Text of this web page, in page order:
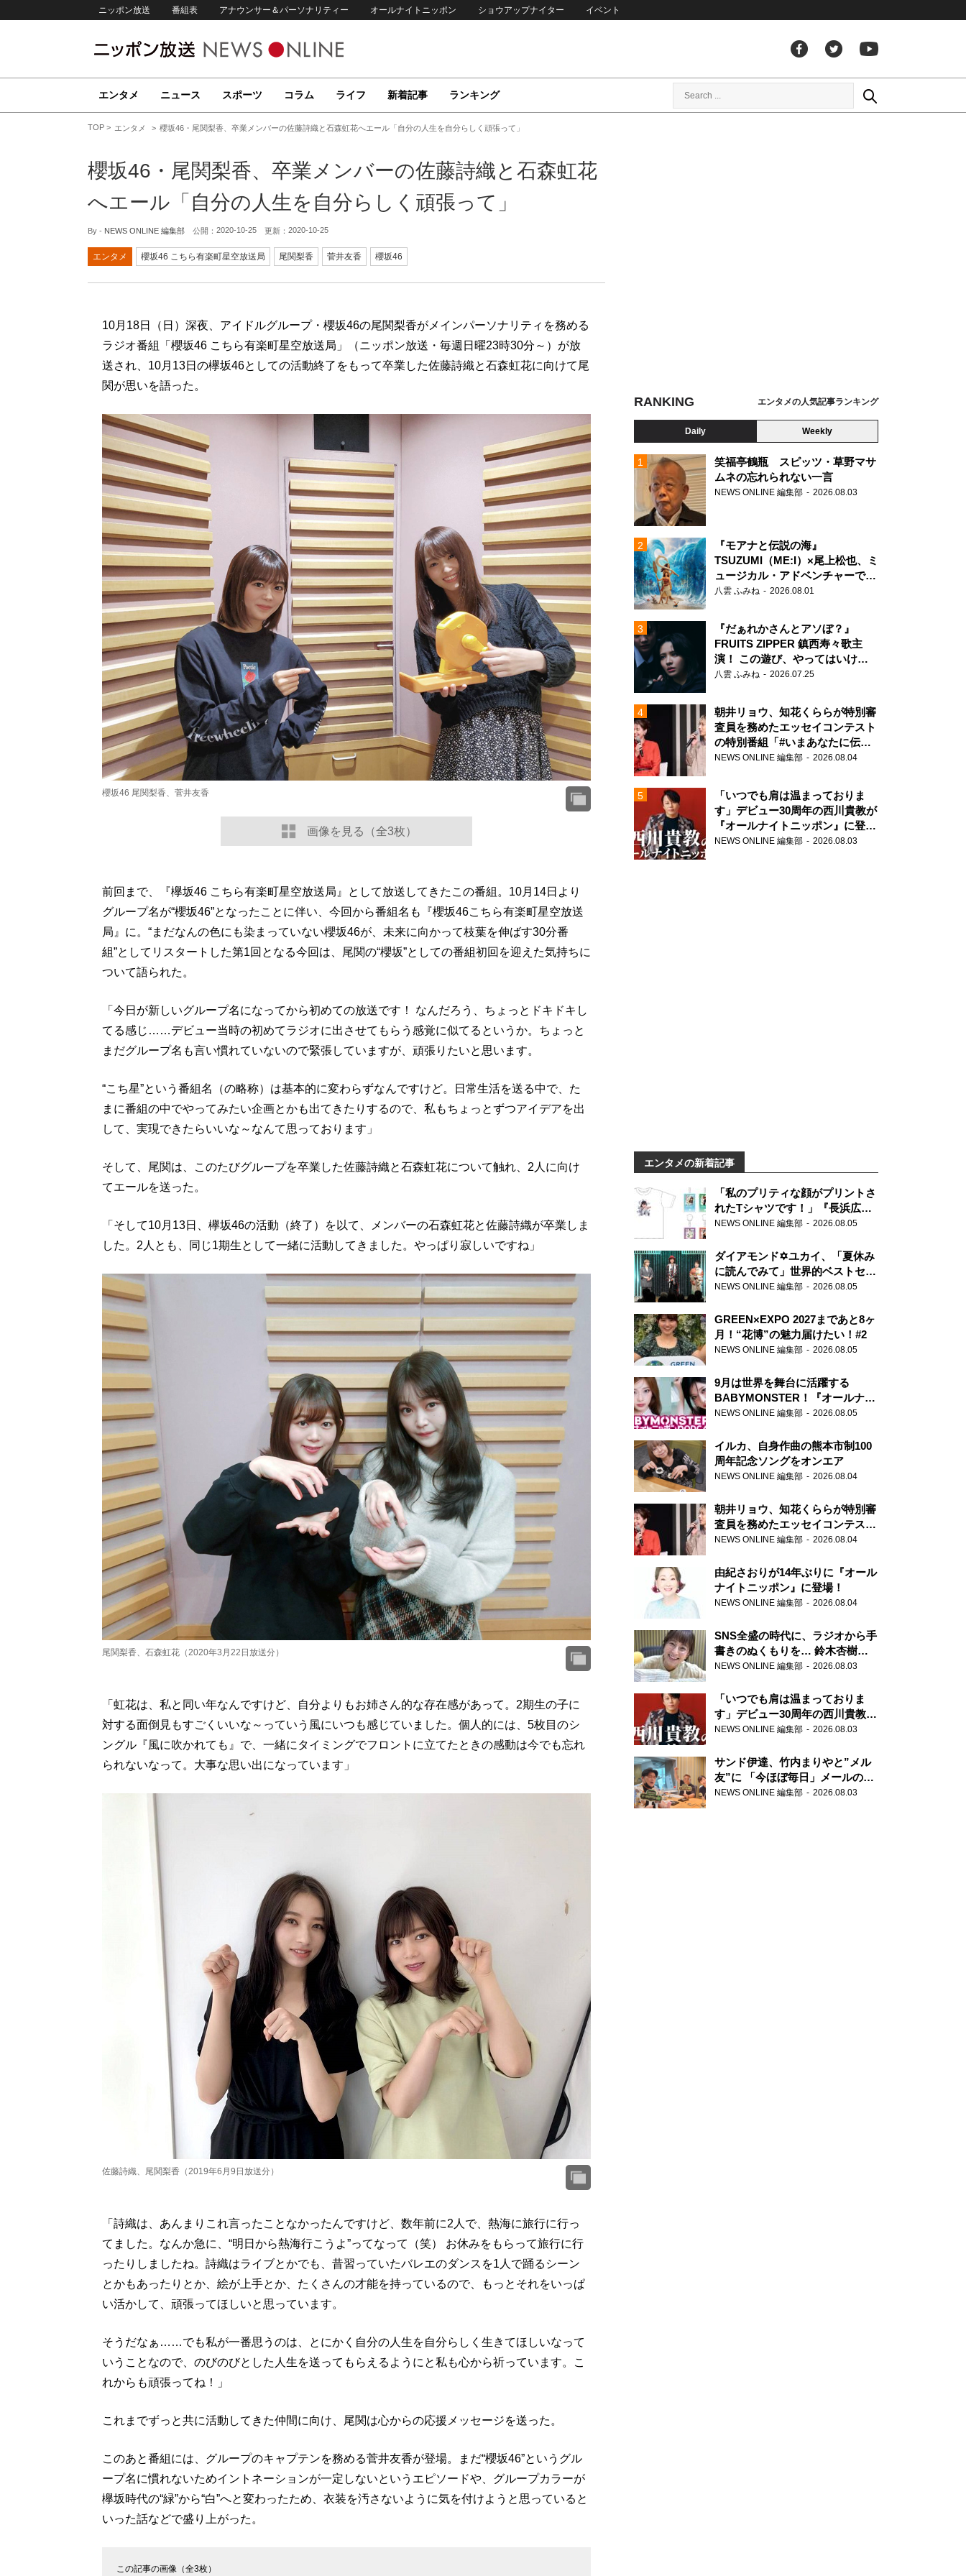
ニッポン放送 番組表 アナウンサー＆パーソナリティー オールナイトニッポン ショウアップナイター イベント
エンタメ ニュース スポーツ コラム ライフ 新着記事 ランキング
TOP エンタメ 櫻坂46・尾関梨香、卒業メンバーの佐藤詩織と石森虹花へエール「自分の人生を自分らしく頑張って」
櫻坂46・尾関梨香、卒業メンバーの佐藤詩織と石森虹花
へエール「自分の人生を自分らしく頑張って」
By - NEWS ONLINE 編集部 公開： 2020-10-25 更新： 2020-10-25
エンタメ 櫻坂46 こちら有楽町星空放送局 尾関梨香 菅井友香 櫻坂46
10月18日（日）深夜、アイドルグループ・櫻坂46の尾関梨香がメインパーソナリティを務める
ラジオ番組「櫻坂46 こちら有楽町星空放送局」（ニッポン放送・毎週日曜23時30分～）が放
送され、10月13日の欅坂46としての活動終了をもって卒業した佐藤詩織と石森虹花に向けて尾
関が思いを語った。
画像を見る（全3枚）
櫻坂46 尾関梨香、菅井友香
前回まで、『欅坂46 こちら有楽町星空放送局』として放送してきたこの番組。10月14日より
グループ名が“櫻坂46”となったことに伴い、今回から番組名も『櫻坂46こちら有楽町星空放送
局』に。“まだなんの色にも染まっていない櫻坂46が、未来に向かって枝葉を伸ばす30分番
組”としてリスタートした第1回となる今回は、尾関の“櫻坂”としての番組初回を迎えた気持ちに
ついて語られた。
「今日が新しいグループ名になってから初めての放送です！ なんだろう、ちょっとドキドキし
てる感じ……デビュー当時の初めてラジオに出させてもらう感覚に似てるというか。ちょっと
まだグループ名も言い慣れていないので緊張していますが、頑張りたいと思います。
“こち星”という番組名（の略称）は基本的に変わらずなんですけど。日常生活を送る中で、た
まに番組の中でやってみたい企画とかも出てきたりするので、私もちょっとずつアイデアを出
して、実現できたらいいな～なんて思っております」
そして、尾関は、このたびグループを卒業した佐藤詩織と石森虹花について触れ、2人に向け
てエールを送った。
「そして10月13日、欅坂46の活動（終了）を以て、メンバーの石森虹花と佐藤詩織が卒業しま
した。2人とも、同じ1期生として一緒に活動してきました。やっぱり寂しいですね」
尾関梨香、石森虹花（2020年3月22日放送分）
「虹花は、私と同い年なんですけど、自分よりもお姉さん的な存在感があって。2期生の子に
対する面倒見もすごくいいな～っていう風にいつも感じていました。個人的には、5枚目のシ
ングル『風に吹かれても』で、一緒にタイミングでフロントに立てたときの感動は今でも忘れ
られないなって。大事な思い出になっています」
佐藤詩織、尾関梨香（2019年6月9日放送分）
「詩織は、あんまりこれ言ったことなかったんですけど、数年前に2人で、熱海に旅行に行っ
てました。なんか急に、“明日から熱海行こうよ”ってなって（笑） お休みをもらって旅行に行
ったりしましたね。詩織はライブとかでも、昔習っていたバレエのダンスを1人で踊るシーン
とかもあったりとか、絵が上手とか、たくさんの才能を持っているので、もっとそれをいっぱ
い活かして、頑張ってほしいと思っています。
そうだなぁ……でも私が一番思うのは、とにかく自分の人生を自分らしく生きてほしいなって
いうことなので、のびのびとした人生を送ってもらえるようにと私も心から祈っています。こ
れからも頑張ってね！」
これまでずっと共に活動してきた仲間に向け、尾関は心からの応援メッセージを送った。
このあと番組には、グループのキャプテンを務める菅井友香が登場。まだ“櫻坂46”というグル
ープ名に慣れないためイントネーションが一定しないというエピソードや、グループカラーが
欅坂時代の“緑”から“白”へと変わったため、衣装を汚さないように気を付けようと思っていると
いった話などで盛り上がった。
この記事の画像（全3枚）
RANKING エンタメの人気記事ランキング
Daily Weekly
笑福亭鶴瓶 スピッツ・草野マサ
ムネの忘れられない一言
NEWS ONLINE 編集部 2026.08.03
『モアナと伝説の海』
TSUZUMI（ME:I）×尾上松也、ミ
ュージカル・アドベンチャーで美
声を響かせる
八雲 ふみね 2026.08.01
『だぁれかさんとアソぼ？』
FRUITS ZIPPER 鎮西寿々歌主
演！ この遊び、やってはいけま
せん。
八雲 ふみね 2026.07.25
朝井リョウ、知花くららが特別審
査員を務めたエッセイコンテスト
の特別番組「#いまあなたに伝え
たいこと」
NEWS ONLINE 編集部 2026.08.04
「いつでも肩は温まっておりま
す」デビュー30周年の西川貴教が
『オールナイトニッポン』に登
場！
NEWS ONLINE 編集部 2026.08.03
エンタメの新着記事
「私のプリティな顔がプリントさ
れたTシャツです！」『長浜広奈
天下無双』初の番組グッズ発売
NEWS ONLINE 編集部 2026.08.05
ダイアモンド✡ユカイ、「夏休み
に読んでみて」世界的ベストセラ
ー『アナスタシア』を紹介
NEWS ONLINE 編集部 2026.08.05
GREEN×EXPO 2027まであと8ヶ
月！“花博”の魅力届けたい！#2
NEWS ONLINE 編集部 2026.08.05
9月は世界を舞台に活躍する
BABYMONSTER！『オールナイ
トニッポンPODCAST』月替わり
NEWS ONLINE 編集部 2026.08.05
イルカ、自身作曲の熊本市制100
周年記念ソングをオンエア
NEWS ONLINE 編集部 2026.08.04
朝井リョウ、知花くららが特別審
査員を務めたエッセイコンテスト
の特別番組「#いまあなたに伝え
NEWS ONLINE 編集部 2026.08.04
由紀さおりが14年ぶりに『オール
ナイトニッポン』に登場！
NEWS ONLINE 編集部 2026.08.04
SNS全盛の時代に、ラジオから手
書きのぬくもりを… 鈴木杏樹の
直筆はがきが届く！
郵便局
NEWS ONLINE 編集部 2026.08.03
「いつでも肩は温まっておりま
す」デビュー30周年の西川貴教が
『オールナイトニッポン』に登
NEWS ONLINE 編集部 2026.08.03
サンド伊達、竹内まりやと”メル
友”に 「今ほぼ毎日」メールのや
り取り明かす
NEWS ONLINE 編集部 2026.08.03